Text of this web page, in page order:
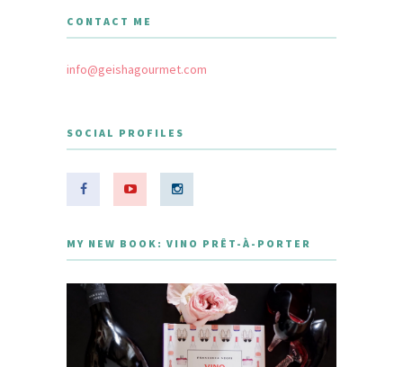
CONTACT ME
info@geishagourmet.com
SOCIAL PROFILES
MY NEW BOOK: VINO PRÊT-À-PORTER